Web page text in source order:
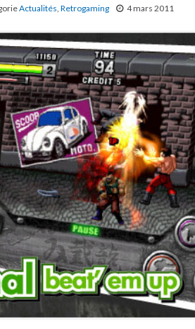
Actualités Retrogaming 4 mars 2011